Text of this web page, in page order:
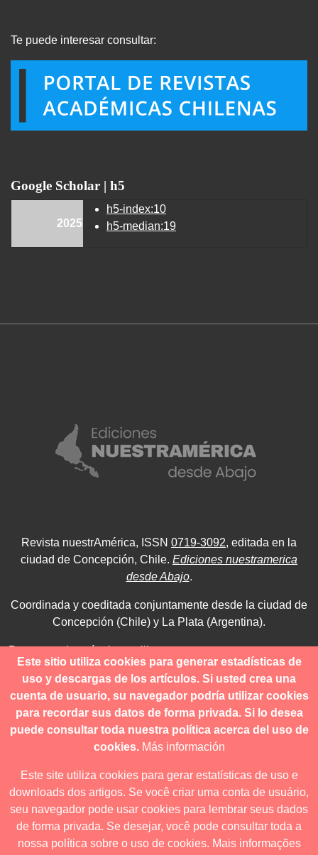
Te puede interesar consultar:
Google Scholar | h5
2025
h5-index:10
h5-median:19
Revista nuestrAmérica, ISSN 0719-3092, editada en la
ciudad de Concepción, Chile. Ediciones nuestramerica
desde Abajo.
Coordinada y coeditada conjuntamente desde la ciudad de
Concepción (Chile) y La Plata (Argentina).
Para consultas técnicas utilice
contacto@revistanuestramerica.cl
Toda comunicación respecto a los envíos se deben realizar
a través del OJS.
Revista nuestrAmérica publica exclusivamente bajo una
licencia internacional
Creative Commons Atribución-
NoComercial-CompartirIgual 4.0 .
Este sitio utiliza cookies para generar estadísticas de
uso y descargas de los artículos. Si usted crea una
cuenta de usuario, su navegador podría utilizar cookies
para recordar sus datos de forma privada. Si lo desea
puede consultar toda nuestra política acerca del uso de
cookies. Más información
Este site utiliza cookies para gerar estatísticas de uso e
downloads dos artigos. Se você criar uma conta de usuário,
seu navegador pode usar cookies para lembrar seus dados
de forma privada. Se desejar, você pode consultar toda a
nossa política sobre o uso de cookies. Mais informações